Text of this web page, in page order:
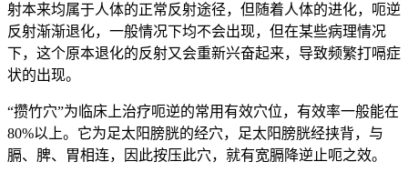
射本来均属于人体的正常反射途径，但随着人体的进化，呃逆
反射渐渐退化，一般情况下均不会出现，但在某些病理情况
下，这个原本退化的反射又会重新兴奋起来，导致频繁打嗝症
状的出现。
“攒竹穴”为临床上治疗呃逆的常用有效穴位，有效率一般能在
80%以上。它为足太阳膀胱的经穴，足太阳膀胱经挟背，与
膈、脾、胃相连，因此按压此穴，就有宽膈降逆止呃之效。